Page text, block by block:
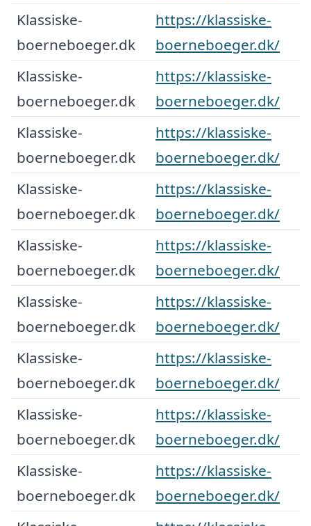
Klassiske-
boerneboeger.dk
https://klassiske-
boerneboeger.dk/
Klassiske-
boerneboeger.dk
https://klassiske-
boerneboeger.dk/
Klassiske-
boerneboeger.dk
https://klassiske-
boerneboeger.dk/
Klassiske-
boerneboeger.dk
https://klassiske-
boerneboeger.dk/
Klassiske-
boerneboeger.dk
https://klassiske-
boerneboeger.dk/
Klassiske-
boerneboeger.dk
https://klassiske-
boerneboeger.dk/
Klassiske-
boerneboeger.dk
https://klassiske-
boerneboeger.dk/
Klassiske-
boerneboeger.dk
https://klassiske-
boerneboeger.dk/
Klassiske-
boerneboeger.dk
https://klassiske-
boerneboeger.dk/